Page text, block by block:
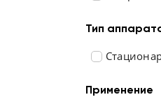
Тип
Применение